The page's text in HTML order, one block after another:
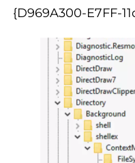
{D969A300-E7FF-